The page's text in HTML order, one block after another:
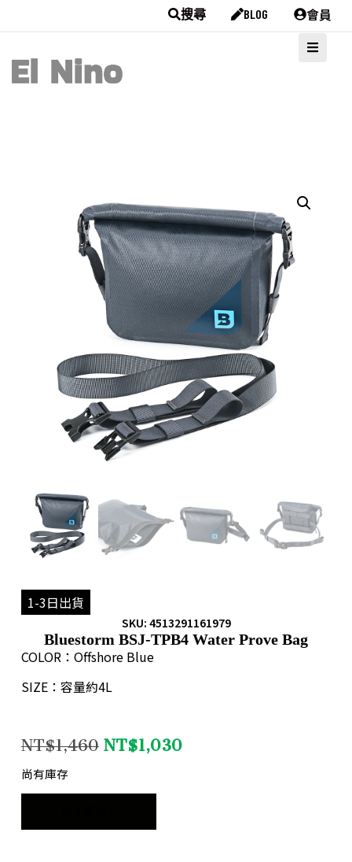
搜尋 BLOG 會員
1-3日出貨
SKU: 4513291161979
Bluestorm BSJ-TPB4 Water Prove Bag
COLOR：Offshore Blue
SIZE：容量約4L
NT$1,460 NT$1,030
尚有庫存